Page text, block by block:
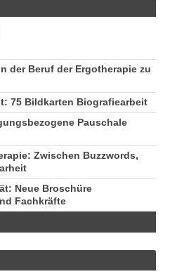
der Beruf der Ergotherapie zu
75 Bildkarten Biografiearbeit
Pauschale
Zwischen Buzzwords,
Neue Broschüre
Fachkräfte